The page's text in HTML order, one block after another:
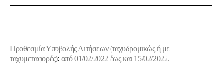
Προθεσμία Υποβολής Αιτήσεων(ταχυδρομικώς ή με
ταχυμεταφορές): από 01/02/2022 έως και 15/02/2022.